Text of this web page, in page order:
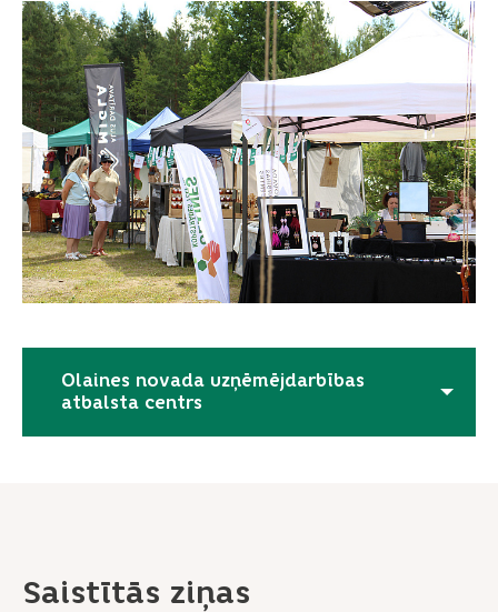
Olaines novada uzņēmējdarbības
atbalsta centrs
Saistītās ziņas